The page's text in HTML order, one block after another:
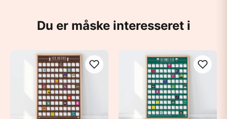
Du er måske interesseret i